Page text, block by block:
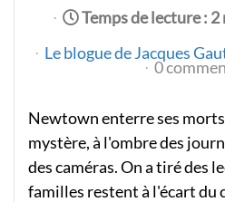
Temps de lecture :
Le blogue de Jacques
0
Newtown enterre ses
mystère, à l'ombre des
des caméras. On a tiré des
familles restent à l'écart du